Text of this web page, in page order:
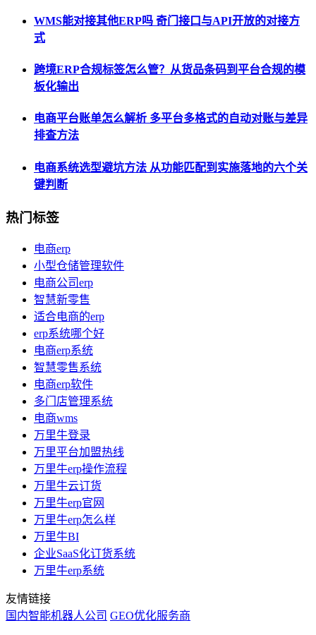
WMS能对接其他ERP吗 奇门接口与API开放的对接方
式
跨境ERP合规标签怎么管？从货品条码到平台合规的模
板化输出
电商平台账单怎么解析 多平台多格式的自动对账与差异
排查方法
电商系统选型避坑方法 从功能匹配到实施落地的六个关
键判断
热门标签
电商erp
小型仓储管理软件
电商公司erp
智慧新零售
适合电商的erp
erp系统哪个好
电商erp系统
智慧零售系统
电商erp软件
多门店管理系统
电商wms
万里牛登录
万里平台加盟热线
万里牛erp操作流程
万里牛云订货
万里牛erp官网
万里牛erp怎么样
万里牛BI
企业SaaS化订货系统
万里牛erp系统
友情链接
国内智能机器人公司 GEO优化服务商